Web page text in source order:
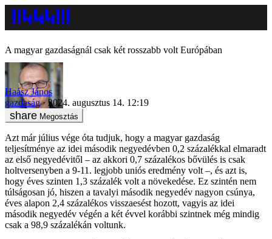
A magyar gazdaságnál csak két rosszabb volt Európában
Haász János
gazdaság
2024. augusztus 14. 12:19
Megosztás
Azt már július vége óta tudjuk, hogy a magyar gazdaság
teljesítménye az idei második negyedévben 0,2 százalékkal elmaradt
az első negyedévitől – az akkori 0,7 százalékos bővülés is csak
holtversenyben a 9-11. legjobb uniós eredmény volt –, és azt is,
hogy éves szinten 1,3 százalék volt a növekedése. Ez szintén nem
túlságosan jó, hiszen a tavalyi második negyedév nagyon csúnya,
éves alapon 2,4 százalékos visszaesést hozott, vagyis az idei
második negyedév végén a két évvel korábbi szintnek még mindig
csak a 98,9 százalékán voltunk.